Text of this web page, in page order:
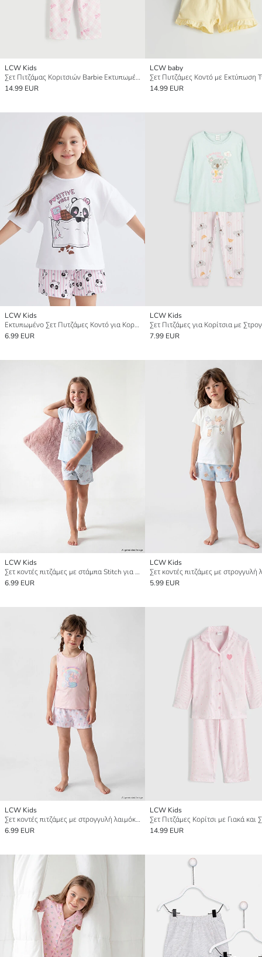
LCW Kids
Σετ Πιτζάμας Κοριτσιών Barbie Εκτυπωμένο
14.99 EUR
LCW baby
14.99 EUR
LCW Kids
Εκτυπωμένο Σετ Πυτζάμες Κοντό για Κορίτσια
6.99 EUR
LCW Kids
7.99 EUR
LCW Kids
Σετ κοντές πιτζάμες με στάμπα Stitch για κορίτσια
6.99 EUR
LCW Kids
5.99 EUR
LCW Kids
Σετ κοντές πιτζάμες με στρογγυλή λαιμόκοψη για κορίτσια
6.99 EUR
LCW Kids
Σετ Πιτζάμες Κορίτσι με Γιακά και
14.99 EUR